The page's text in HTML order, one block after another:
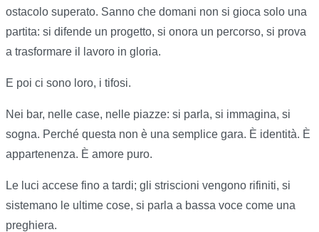
ostacolo superato. Sanno che domani non si gioca solo una
partita: si difende un progetto, si onora un percorso, si prova
a trasformare il lavoro in gloria.
E poi ci sono loro, i tifosi.
Nei bar, nelle case, nelle piazze: si parla, si immagina, si
sogna. Perché questa non è una semplice gara. È identità. È
appartenenza. È amore puro.
Le luci accese fino a tardi; gli striscioni vengono rifiniti, si
sistemano le ultime cose, si parla a bassa voce come una
preghiera.